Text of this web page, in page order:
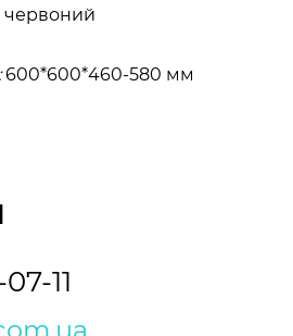
червоний
600*600*460-580 мм
11